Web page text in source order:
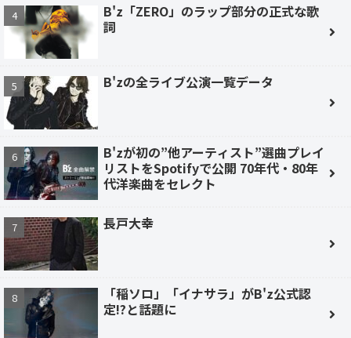
B'z「ZERO」のラップ部分の正式な歌
詞
B'zの全ライブ公演一覧データ
B'zが初の”他アーティスト”選曲プレイ
リストをSpotifyで公開 70年代・80年
代洋楽曲をセレクト
長戸大幸
「稲ソロ」「イナサラ」がB'z公式認
定!?と話題に